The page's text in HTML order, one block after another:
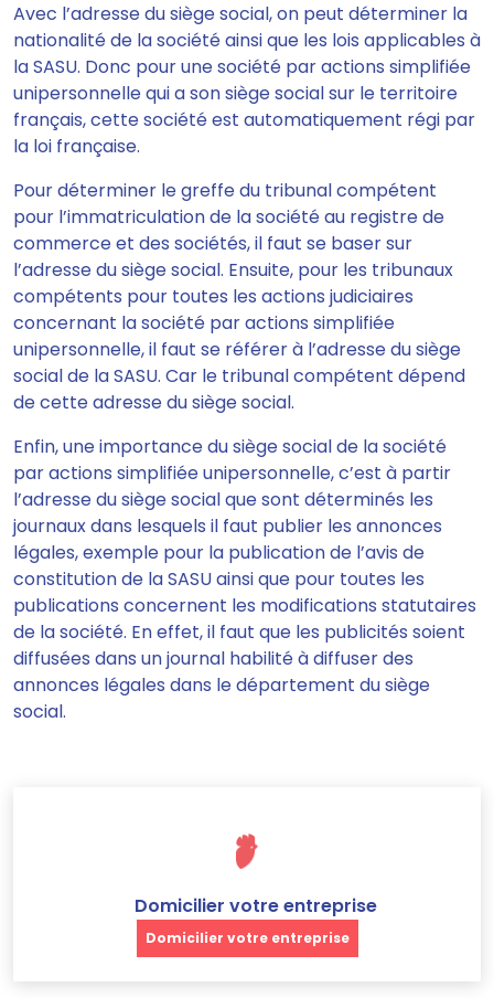
Avec l’adresse du siège social,on peut déterminer la
nationalité de la société ainsi que les lois applicables à
la SASU. Donc pour une société par actions simplifiée
unipersonnelle qui a son siège social sur le territoire
français, cette société est automatiquement régi par
la loi française.
Pour déterminer le greffe du tribunal compétent
pour l’immatriculation de la société au registre de
commerce et des sociétés, il faut se baser sur
l’adresse du siège social. Ensuite, pour les tribunaux
compétents pour toutes les actions judiciaires
concernant la société par actions simplifiée
unipersonnelle, il faut se référer à l’adresse du siège
social de la SASU. Car le tribunal compétent dépend
de cette adresse du siège social.
Enfin, une importance du siège social de la société
par actions simplifiée unipersonnelle, c’est à partir
l’adresse du siège social que sont déterminés les
journaux dans lesquels il faut publier les annonces
légales, exemple pour la publication de l’avis de
constitution de la SASU ainsi que pour toutes les
publications concernent les modifications statutaires
de la société. En effet, il faut que les publicités soient
diffusées dans un journal habilité à diffuser des
annonces légales dans le département du siège
social.
Domicilier votre entreprise
Domicilier votre entreprise